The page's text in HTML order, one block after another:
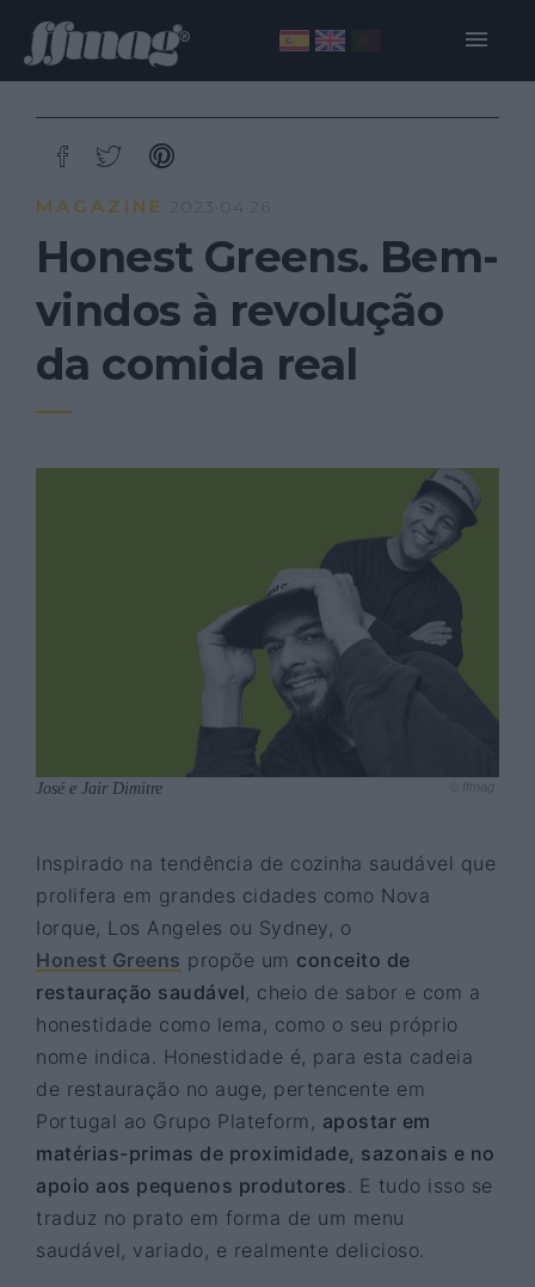
MAGAZINE 2023·04·26
Honest Greens. Bem-
vindos à revolução
da comida real
José e Jair Dimitre © ffmag
Inspirado na tendência de cozinha saudável que
prolifera em grandes cidades como Nova
Iorque, Los Angeles ou Sydney, o
Honest Greens propõe um conceito de
restauração saudável, cheio de sabor e com a
honestidade como lema, como o seu próprio
nome indica. Honestidade é, para esta cadeia
de restauração no auge, pertencente em
Portugal ao Grupo Plateform, apostar em
matérias-primas de proximidade, sazonais e no
apoio aos pequenos produtores . E tudo isso se
traduz no prato em forma de um menu
saudável, variado, e realmente delicioso.